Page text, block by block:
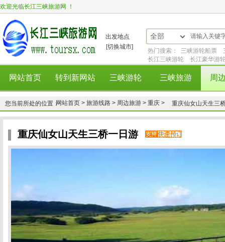
欢迎光临长江三峡旅游网 ！
出发地点
[切换城市]
全部
热门搜索： 三峡游轮船票
长江三峡游轮
长江豪华游
网站首页 转到新网站 三峡游轮 三峡旅游 周
您当前所处的位置：网站首页 > 旅游线路 > 周边旅游 > 重庆 > 重庆仙女山天生三
重庆仙女山天生三桥一日游